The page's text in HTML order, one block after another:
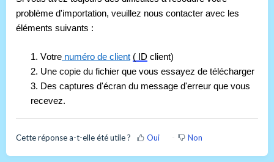
problème d'importation, veuillez nous contacter avec les
éléments suivants :
1. Votre numéro de client ( ID client)
2. Une copie du fichier que vous essayez de télécharger
3. Des captures d'écran du message d'erreur que vous
recevez.
Cette réponse a-t-elle été utile ? Oui Non